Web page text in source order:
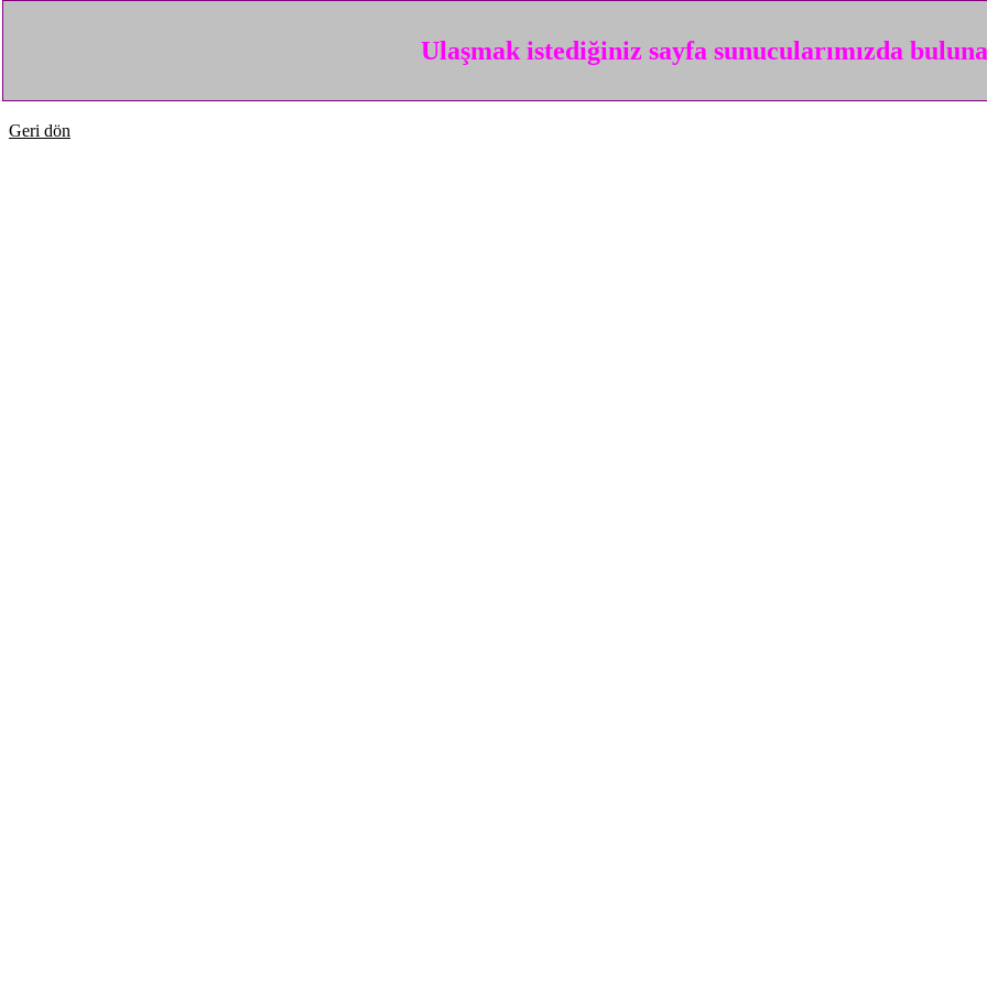
Ulaşmak istediğiniz sayfa sunucularımızda
Geri dön